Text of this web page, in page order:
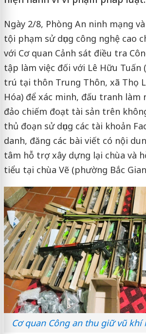
Ngày 2/8, Phòng An ninh mạng
tội phạm sử dụng công nghệ cao
với Cơ quan Cảnh sát điều tra
tập làm việc đối với Lê Hữu Tuấn
trú tại thôn Trung Thôn, xã Thọ
Hóa) để xác minh, đấu tranh làm
đảo chiếm đoạt tài sản trên
thủ đoạn sử dụng các tài khoản
danh, đăng các bài viết có nội
tâm hỗ trợ xây dựng lại chùa và
tiểu tại chùa Vẽ (phường Bắc
Cơ quan Công an thu giữ vũ khí